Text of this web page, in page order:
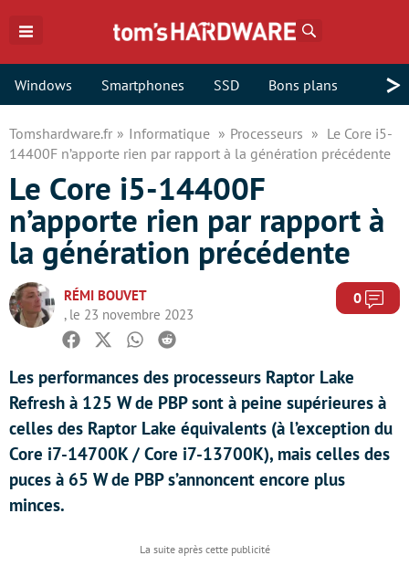
Windows Smartphones SSD Bons plans >
Tomshardware.fr Informatique Processeurs
Le Core i5-
14400F n’apporte rien par rapport à la génération précédente
Le Core i5-14400F
n’apporte rien par rapport à
la génération précédente
RÉMI BOUVET
, le 23 novembre 2023
0
Facebook
TwitterWhatsapp
Reddit
Les performances des processeurs Raptor Lake
Refresh à 125 W de PBP sont à peine supérieures à
celles des Raptor Lake équivalents (à l’exception du
Core i7-14700K / Core i7-13700K), mais celles des
puces à 65 W de PBP s’annoncent encore plus
minces.